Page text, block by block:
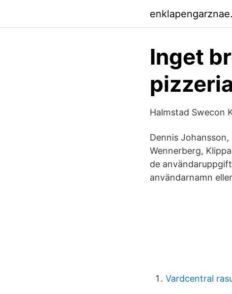
Inget
Halmstad Swecon
Dennis Johansson,
Wennerberg,
de
användarnamn
Vardcentral